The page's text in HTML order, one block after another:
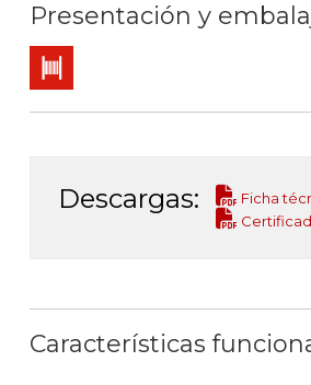
Presentación y
Bobina
Descargas:
Ficha
Características